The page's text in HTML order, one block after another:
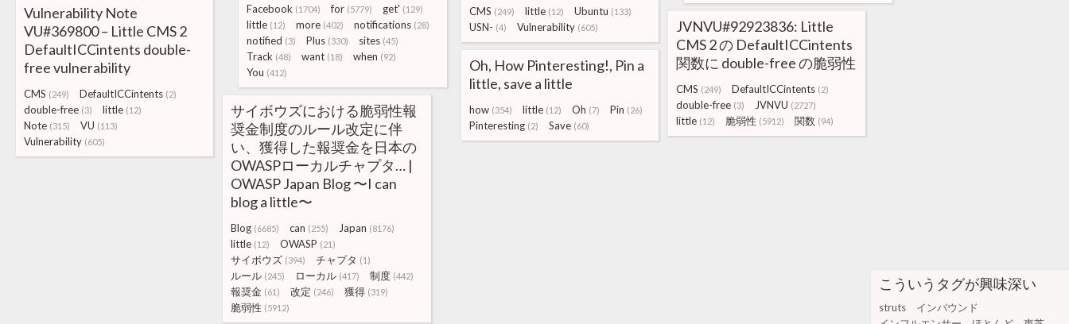
こういうタグが興味深い
struts
インバウンド
Facebook (1704) for (5779) get' (129)
little (12) more (402) notifications (28)
notified (3) Plus (330) sites (45)
Track (48) want (18) when (92)
You (412)
CMS (249) little (12) Ubuntu (133)
USN- (4) Vulnerability (605)
Vulnerability Note
VU#369800 – Little CMS 2
DefaultICCintents double-
free vulnerability
CMS (249) DefaultICCintents (2)
double-free (3) little (12)
Note (315) VU (113)
Vulnerability (605)
JVNVU#92923836: Little
CMS 2 の DefaultICCintents
関数に double-free の脆弱性
CMS (249) DefaultICCintents (2)
double-free (3) JVNVU (2727)
little (12) 脆弱性 (5912) 関数 (94)
サイボウズにおける脆弱性報
奨金制度のルール改定に伴
い、獲得した報奨金を日本の
OWASPローカルチャプタ… |
OWASP Japan Blog 〜I can
blog a little〜
Blog (6685) can (255) Japan (8176)
little (12) OWASP (21)
サイボウズ (394) チャプタ (1)
ルール (245) ローカル (417) 制度 (442)
報奨金 (61) 改定 (246) 獲得 (319)
脆弱性 (5912)
Oh, How Pinteresting!, Pin a
little, save a little
how (354) little (12) Oh (7) Pin (26)
Pinteresting (2) Save (60)